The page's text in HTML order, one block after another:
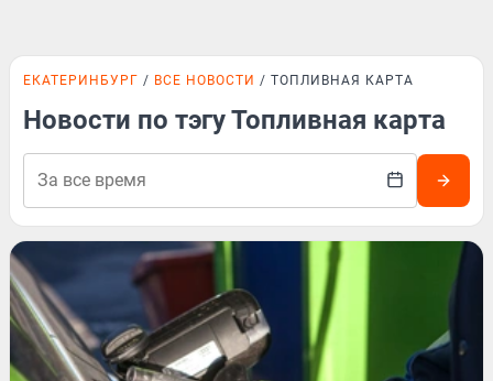
ЕКАТЕРИНБУРГ ВСЕ НОВОСТИ ТОПЛИВНАЯ КАРТА
Новости по тэгу Топливная карта